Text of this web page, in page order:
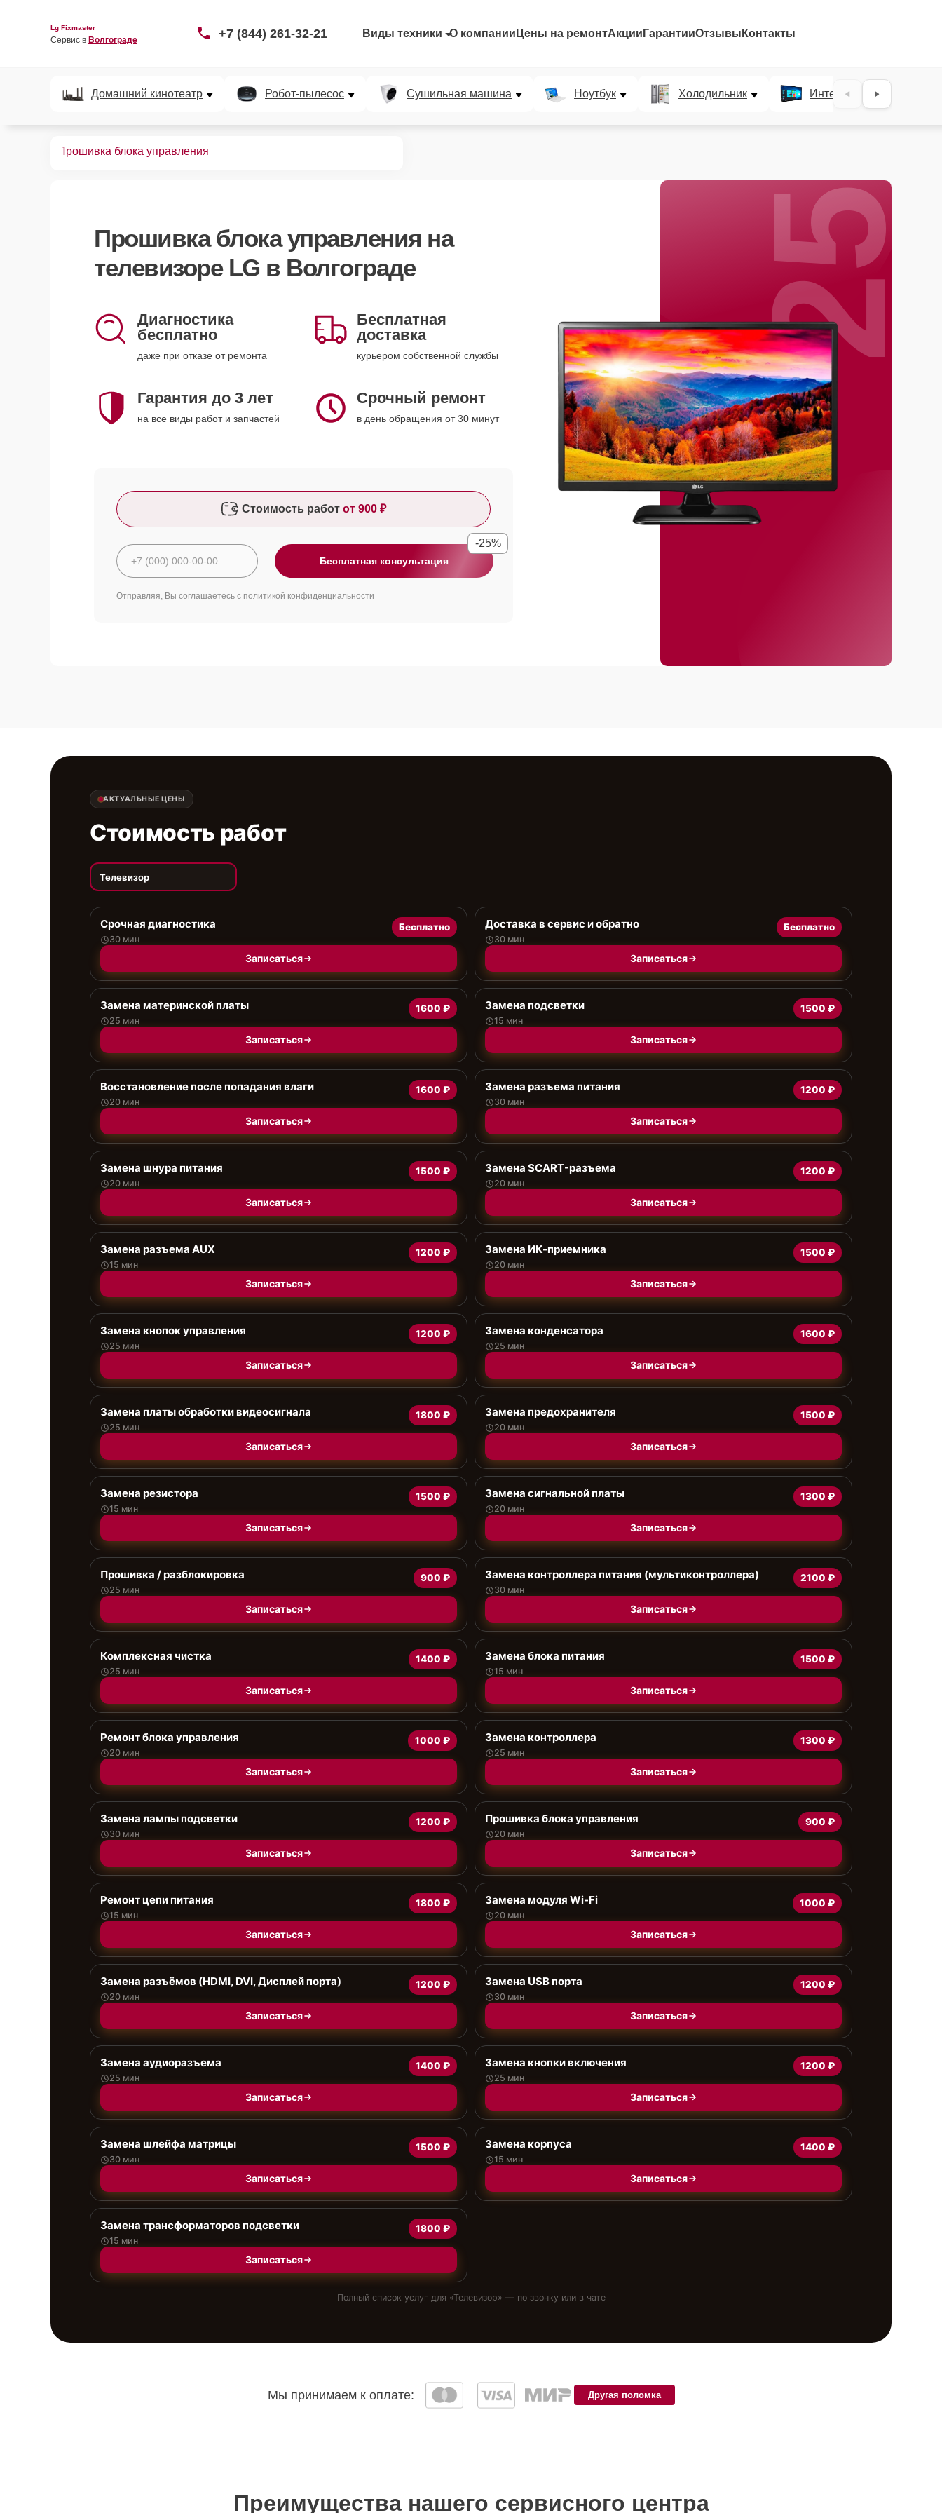
Lg Fixmaster
Сервис в Волгограде +7 (844) 261-32-21 Виды техники О компании Цены на ремонтАкции ГарантииОтзывы Контакты
Домашний кинотеатр Робот-пылесос Сушильная машина Ноутбук Холодильник Интерактивные панели
Прошивка блока управления
Прошивка блока управления на
телевизоре LG в Волгограде
Диагностика
бесплатно
даже при отказе от ремонта
Бесплатная
доставка
курьером собственной службы
Гарантия до 3 лет
на все виды работ и запчастей
Срочный ремонт
в день обращения от 30 минут
Стоимость работ от 900 ₽
Бесплатная консультация
-25%
Отправляя, Вы соглашаетесь с политикой конфиденциальности
25%
АКТУАЛЬНЫЕ ЦЕНЫ
Стоимость работ
Телевизор
Срочная диагностика
30 мин
Бесплатно
Записаться
Доставка в сервис и обратно
30 мин
Бесплатно
Записаться
Замена материнской платы
25 мин
1600 ₽
Записаться
Замена подсветки
15 мин
1500 ₽
Записаться
Восстановление после попадания влаги
20 мин
1600 ₽
Записаться
Замена разъема питания
30 мин
1200 ₽
Записаться
Замена шнура питания
20 мин
1500 ₽
Записаться
Замена SCART-разъема
20 мин
1200 ₽
Записаться
Замена разъема AUX
15 мин
1200 ₽
Записаться
Замена ИК-приемника
20 мин
1500 ₽
Записаться
Замена кнопок управления
25 мин
1200 ₽
Записаться
Замена конденсатора
25 мин
1600 ₽
Записаться
Замена платы обработки видеосигнала
25 мин
1800 ₽
Записаться
Замена предохранителя
20 мин
1500 ₽
Записаться
Замена резистора
15 мин
1500 ₽
Записаться
Замена сигнальной платы
20 мин
1300 ₽
Записаться
Прошивка / разблокировка
25 мин
900 ₽
Записаться
Замена контроллера питания (мультиконтроллера)
30 мин
2100 ₽
Записаться
Комплексная чистка
25 мин
1400 ₽
Записаться
Замена блока питания
15 мин
1500 ₽
Записаться
Ремонт блока управления
20 мин
1000 ₽
Записаться
Замена контроллера
25 мин
1300 ₽
Записаться
Замена лампы подсветки
30 мин
1200 ₽
Записаться
Прошивка блока управления
20 мин
900 ₽
Записаться
Ремонт цепи питания
15 мин
1800 ₽
Записаться
Замена модуля Wi-Fi
20 мин
1000 ₽
Записаться
Замена разъёмов (HDMI, DVI, Дисплей порта)
20 мин
1200 ₽
Записаться
Замена USB порта
30 мин
1200 ₽
Записаться
Замена аудиоразъема
25 мин
1400 ₽
Записаться
Замена кнопки включения
25 мин
1200 ₽
Записаться
Замена шлейфа матрицы
30 мин
1500 ₽
Записаться
Замена корпуса
15 мин
1400 ₽
Записаться
Замена трансформаторов подсветки
15 мин
1800 ₽
Записаться
Полный список услуг для «Телевизор» — по звонку или в чате
Мы принимаем к оплате: Другая поломка
Преимущества нашего сервисного центра